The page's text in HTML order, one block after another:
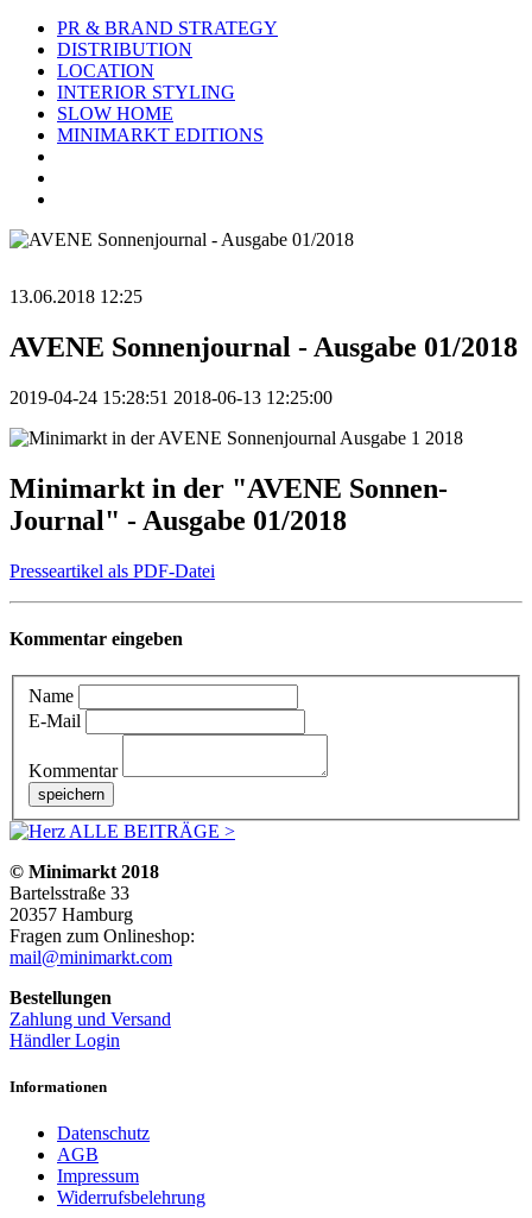
PR & BRAND STRATEGY
DISTRIBUTION
LOCATION
INTERIOR STYLING
SLOW HOME
MINIMARKT EDITIONS
13.06.2018 12:25
AVENE Sonnenjournal - Ausgabe 01/2018
2019-04-24 15:28:51 2018-06-13 12:25:00
Minimarkt in der "AVENE Sonnen-
Journal" - Ausgabe 01/2018
Presseartikel als PDF-Datei
Kommentar eingeben
Name
E-Mail
Kommentar
ALLE BEITRÄGE >
© Minimarkt 2018
Bartelsstraße 33
20357 Hamburg
Fragen zum Onlineshop:
mail@minimarkt.com
Bestellungen
Zahlung und Versand
Händler Login
Informationen
Datenschutz
AGB
Impressum
Widerrufsbelehrung